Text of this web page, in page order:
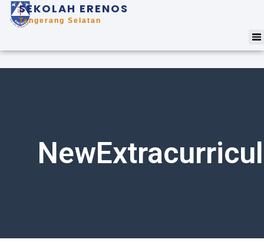
SEKOLAH ERENOS
Tangerang Selatan